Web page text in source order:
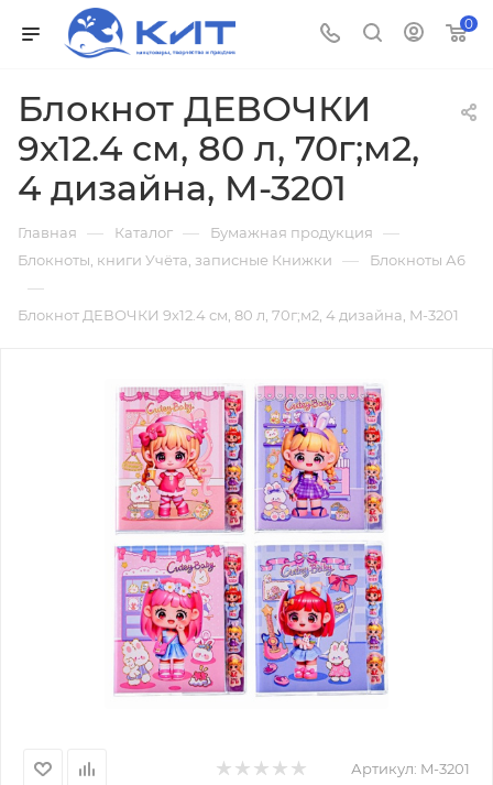
0
Блокнот ДЕВОЧКИ
9х12.4 см, 80 л, 70г;м2,
4 дизайна, M-3201
Главная — Каталог — Бумажная продукция —
Блокноты, книги Учёта, записные Книжки — Блокноты А6
—
Блокнот ДЕВОЧКИ 9х12.4 см, 80 л, 70г;м2, 4 дизайна, M-3201
Артикул: M-3201